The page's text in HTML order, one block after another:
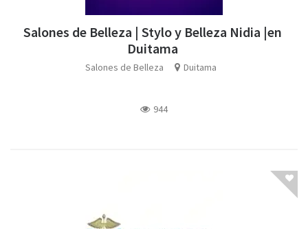
Salones de Belleza | Stylo y Belleza Nidia |en
Duitama
Salones de Belleza Duitama
944